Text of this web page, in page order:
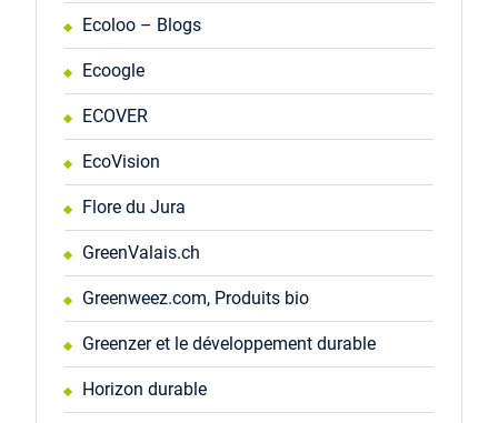
Ecoloo – Blogs
Ecoogle
ECOVER
EcoVision
Flore du Jura
GreenValais.ch
Greenweez.com, Produits bio
Greenzer et le développement durable
Horizon durable